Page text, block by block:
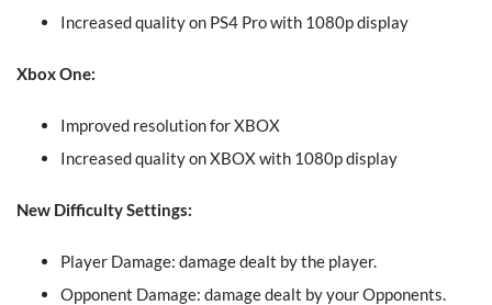
Increased quality on PS4 Pro with 1080p display
Xbox One:
Improved resolution for XBOX
Increased quality on XBOX with 1080p display
New Difficulty Settings:
Player Damage: damage dealt by the player.
Opponent Damage: damage dealt by your Opponents.